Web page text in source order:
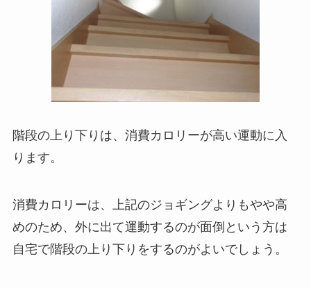
階段の上り下りは、消費カロリーが高い運動に入
ります。
消費カロリーは、上記のジョギングよりもやや高
めのため、外に出て運動するのが面倒という方は
自宅で階段の上り下りをするのがよいでしょう。